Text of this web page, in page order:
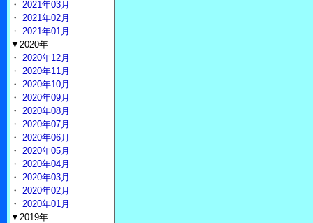
・ 2021年03月
・ 2021年02月
・ 2021年01月
▼2020年
・ 2020年12月
・ 2020年11月
・ 2020年10月
・ 2020年09月
・ 2020年08月
・ 2020年07月
・ 2020年06月
・ 2020年05月
・ 2020年04月
・ 2020年03月
・ 2020年02月
・ 2020年01月
▼2019年